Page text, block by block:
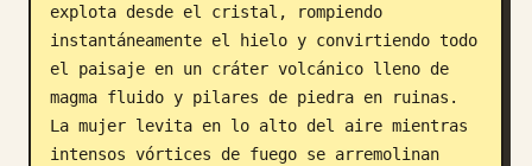
explota desde el cristal, rompiendo
instantáneamente el hielo y convirtiendo todo
el paisaje en un cráter volcánico lleno de
magma fluido y pilares de piedra en ruinas.
La mujer levita en lo alto del aire mientras
intensos vórtices de fuego se arremolinan